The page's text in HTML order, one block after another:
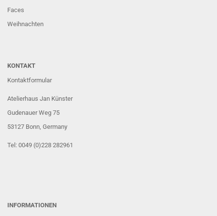
Faces
Weihnachten
KONTAKT
Kontaktformular
Atelierhaus Jan Künster
Gudenauer Weg 75
53127 Bonn, Germany
Tel: 0049 (0)228 282961
INFORMATIONEN